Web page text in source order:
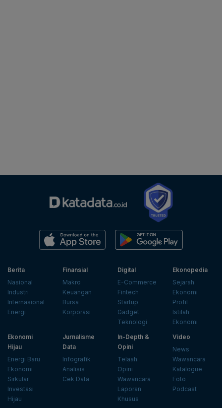
Berita
Nasional
Industri
Internasional
Energi
Finansial
Makro
Keuangan
Bursa
Korporasi
Digital
E-Commerce
Fintech
Startup
Gadget
Teknologi
Ekonopedia
Sejarah
Ekonomi
Profil
Istilah
Ekonomi
Ekonomi
Hijau
Energi Baru
Ekonomi
Sirkular
Investasi
Hijau
Jurnalisme
Data
Infografik
Analisis
Cek Data
In-Depth &
Opini
Telaah
Opini
Wawancara
Laporan
Khusus
Video
News
Wawancara
Katalogue
Foto
Podcast